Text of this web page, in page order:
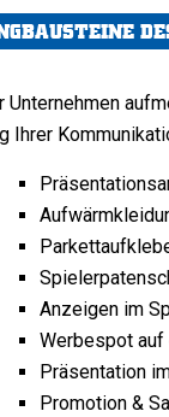
Unternehmen
Ihrer
Anzeigen im
Werbespot
Präsentation
Promotion &